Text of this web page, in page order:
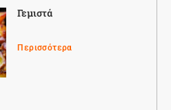
Γεμιστά
Περισσότερα